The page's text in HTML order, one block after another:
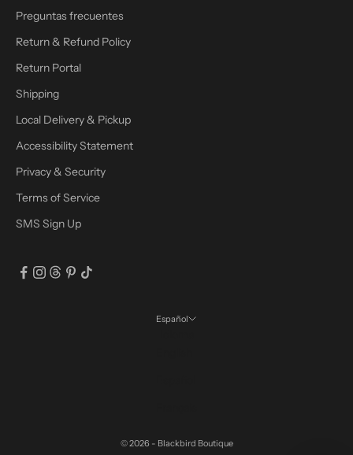
Preguntas frecuentes
Return & Refund Policy
Return Portal
Shipping
Local Delivery & Pickup
Accessibility Statement
Privacy & Security
Terms of Service
SMS Sign Up
Español
© 2026 - Blackbird Boutique